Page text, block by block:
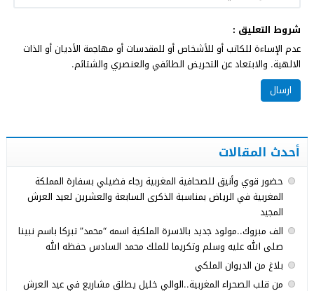
شروط التعليق :
عدم الإساءة للكاتب أو للأشخاص أو للمقدسات أو مهاجمة الأديان أو الذات
الالهية. والابتعاد عن التحريض الطائفي والعنصري والشتائم.
أحدث المقالات
حضور قوي وأنيق للصحافية المغربية رجاء فضيلي بسفارة المملكة
المغربية في الرياض بمناسبة الذكرى السابعة والعشرين لعيد العرش
المجيد
الف مبروك..مولود جديد بالاسرة الملكية اسمه “محمد” تبركا باسم نبينا
صلى الله عليه وسلم وتكريما للملك محمد السادس حفظه الله
بلاغ من الديوان الملكي
من قلب الصحراء المغربية..الوالي خليل يطلق مشاريع في عيد العرش